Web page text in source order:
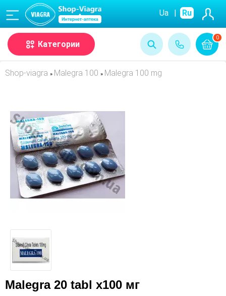
0
(068) Ua | Ru
Категории
Shop-viagra » Malegra 100 » Malegra 100 mg
Malegra 20 tabl x100 мг